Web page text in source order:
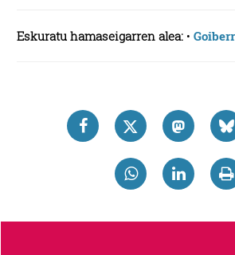
Eskuratu hamaseigarren alea: •